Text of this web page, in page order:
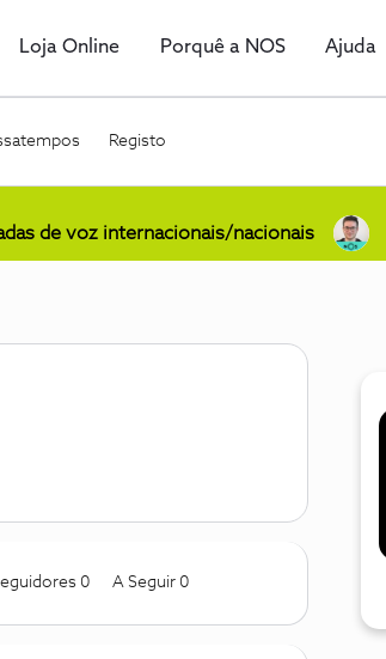
Loja Online Porquê a NOS Ajuda
Registo
de voz internacionais/nacionais
0 A Seguir 0